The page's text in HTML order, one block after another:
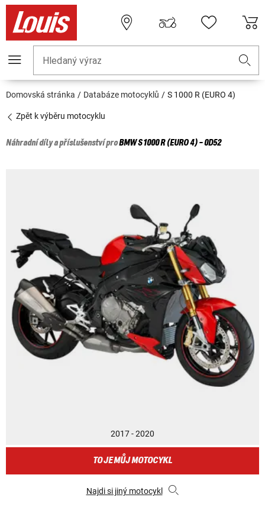
Hledaný výraz
Domovská stránka Databáze motocyklů S 1000 R (EURO 4)
Zpět k výběru motocyklu
Náhradní díly a příslušenství proBMWS 1000 R (EURO 4) - 0D52
2017 - 2020
TO JE MŮJ MOTOCYKL
Najdi si jiný motocykl